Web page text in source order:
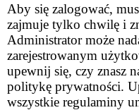
Aby się zalogować,
zajmuje tylko chwilę i
Administrator może
zarejestrowanym
upewnij się, czy znasz
politykę prywatności.
wszystkie regulaminy